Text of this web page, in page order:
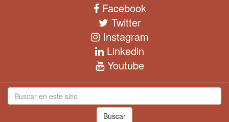
Facebook
Twitter
Instagram
Linkedin
Youtube
Buscar